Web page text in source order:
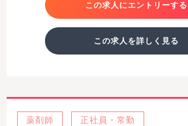
この求人にエントリーする
この求人を詳しく見る
薬剤師 正社員・常勤